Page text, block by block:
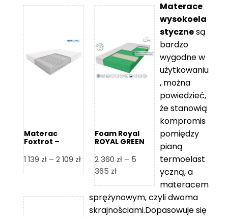
Materac
Foxtrot –
1 139 zł – 2 109 złZakres
cen:
1
139 zł
Foam Royal
ROYAL GREEN
piankowy
2 360 zł – 5
365 złZakres
od
2
Materace
wysokoela
stycznesą
bardzo
wygodne w
użytkowaniu
, można
powiedzieć,
że stanowią
kompromis
pomiędzy
pianą
termoelast
yczną, a
materacem
sprężynowym, czyli dwoma
skrajnościami.Dopasowuje się